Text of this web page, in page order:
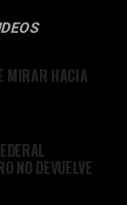
MIRAR HACIA
NO DEVUELVE